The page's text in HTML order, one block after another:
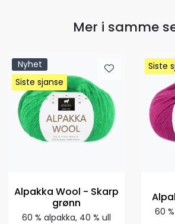
Mer i samme
Nyhet
Siste sjanse
Siste sjanse
Siste sjanse
Siste sjanse
Alpakka Wool - Skarp
grønn
60 % alpakka, 40 % ull
Siste
Siste
Siste
Siste
60